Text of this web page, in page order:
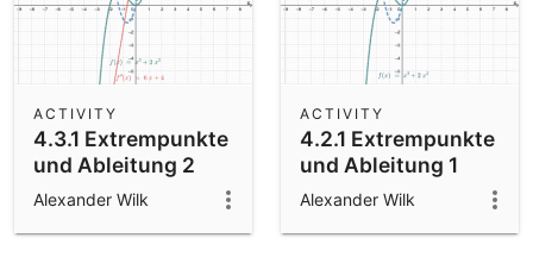
4.3.1 Extrempunkte
und Ableitung 2
ACTIVITY
Alexander Wilk
4.2.1 Extrempunkte
und Ableitung 1
ACTIVITY
Alexander Wilk